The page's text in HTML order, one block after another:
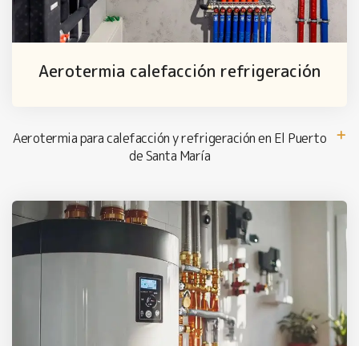
Aerotermia calefacción refrigeración
Aerotermia para calefacción y refrigeración en El Puerto
de Santa María